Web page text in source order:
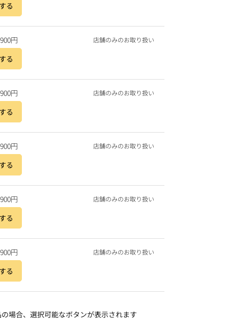
る
円 店舗のみのお取り扱い
る
円 店舗のみのお取り扱い
る
円 店舗のみのお取り扱い
る
円 店舗のみのお取り扱い
る
円 店舗のみのお取り扱い
る
場合、選択可能なボタンが表示されます